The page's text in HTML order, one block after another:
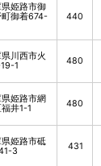
姫路市御
町御着674-
440
川西市火
1
480
姫路市網
井1-1
480
姫路市砥
3
431